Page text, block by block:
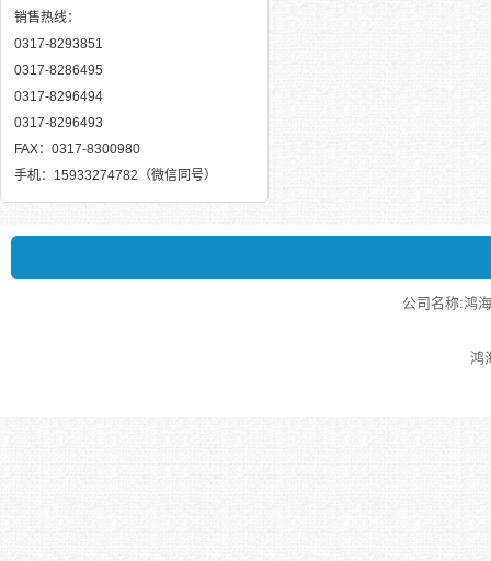
销售热线：
0317-8293851
0317-8286495
0317-8296494
0317-8296493
FAX：0317-8300980
手机：15933274782（微信同号）
公司名称:鸿
鸿